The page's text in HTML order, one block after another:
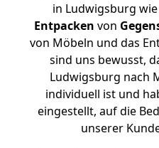
in Ludwigsburg
Entpacken von
von Möbeln und das
sind uns bewusst,
Ludwigsburg nach
individuell ist und
eingestellt, auf die
unserer